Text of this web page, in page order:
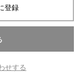
せする